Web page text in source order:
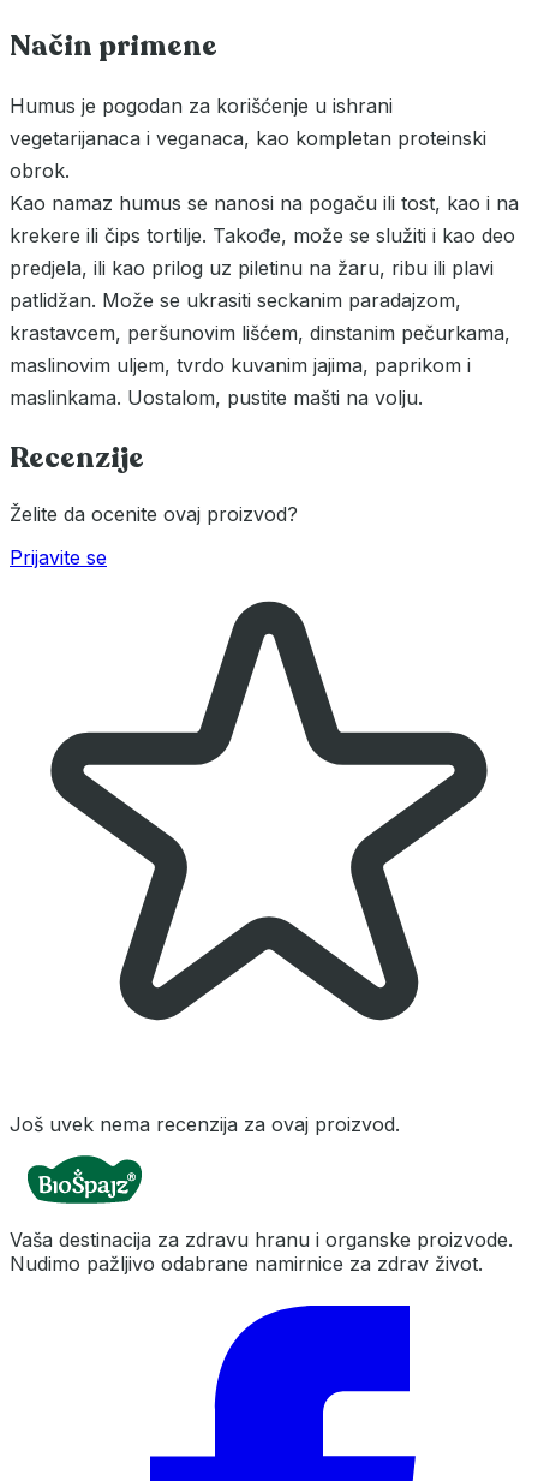
Način primene
Humus je pogodan za korišćenje u ishrani
vegetarijanaca i veganaca, kao kompletan proteinski
obrok.
Kao namaz humus se nanosi na pogaču ili tost, kao i na
krekere ili čips tortilje. Takođe, može se služiti i kao deo
predjela, ili kao prilog uz piletinu na žaru, ribu ili plavi
patlidžan. Može se ukrasiti seckanim paradajzom,
krastavcem, peršunovim lišćem, dinstanim pečurkama,
maslinovim uljem, tvrdo kuvanim jajima, paprikom i
maslinkama. Uostalom, pustite mašti na volju.
Recenzije
Želite da ocenite ovaj proizvod?
Prijavite se
Još uvek nema recenzija za ovaj proizvod.
Vaša destinacija za zdravu hranu i organske proizvode.
Nudimo pažljivo odabrane namirnice za zdrav život.